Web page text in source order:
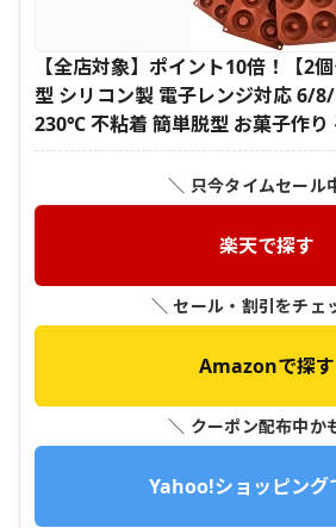
【全店対象】ポイント10倍！【2
型 シリコン製 電子レンジ対応 6/
230℃ 不粘着 簡単脱型 お菓子作り
＼ 只今タイムセール
楽天で探す
＼ セール・割引をチェ
Amazonで探す
＼ クーポン配布中か
Yahoo!ショッピング